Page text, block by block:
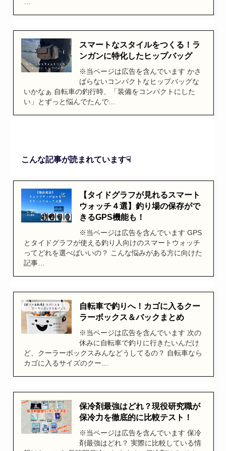
スマートなスタイルをつくる！ラ
ンガンに特化したヒップバッグ
※当ページは広告を含んでいます かさ
ばらないコンパクトなヒップバッグな
いかなぁ 自転車の釣行時、「装備をコンパクトにした
い」とずっと悩んでたんで…
こんな記事が読まれています☟
【タイドグラフが見れるスマート
ウォッチ４選】釣り場の保存がで
きるGPS機能も！
※当ページは広告を含んでいます GPS
とタイドグラフが使える釣り人向けのスマートウォッチ
ってどれを選べばいいの？ こんな悩みがある方に向けた
記事…
自転車で釣りへ！カゴに入るクー
ラーボックス＆バックまとめ
※当ページは広告を含んでいます 次の
休みに自転車で釣りに行きたいんだけ
ど、クーラーボックスみんなどうしてるの？ 自転車なら
カゴに入るサイズのクー…
保冷剤最強はどれ？現役研究職が
保冷力を徹底的に比較テスト！
※当ページは広告を含んでいます 保冷
剤最強はどれ？ 実際に比較している情